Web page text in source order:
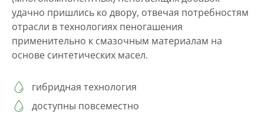
удачно пришлись ко двору, отвечая потребностям
отрасли в технологиях пеногашения
применительно к смазочным материалам на
основе синтетических масел.
гибридная технология
доступны повсеместно